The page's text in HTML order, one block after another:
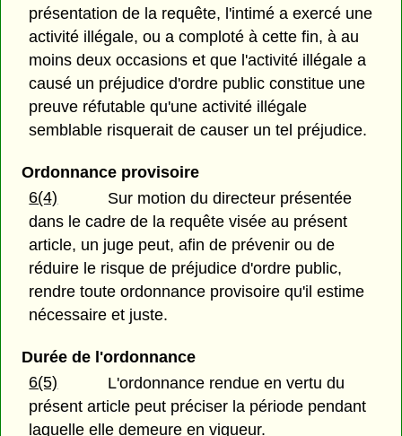
présentation de la requête, l'intimé a exercé une
activité illégale, ou a comploté à cette fin, à au
moins deux occasions et que l'activité illégale a
causé un préjudice d'ordre public constitue une
preuve réfutable qu'une activité illégale
semblable risquerait de causer un tel préjudice.
Ordonnance provisoire
6(4)
Sur motion du directeur présentée
dans le cadre de la requête visée au présent
article, un juge peut, afin de prévenir ou de
réduire le risque de préjudice d'ordre public,
rendre toute ordonnance provisoire qu'il estime
nécessaire et juste.
Durée de l'ordonnance
6(5)
L'ordonnance rendue en vertu du
présent article peut préciser la période pendant
laquelle elle demeure en vigueur.